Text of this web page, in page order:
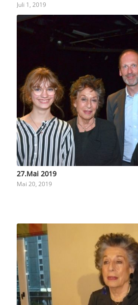
Juli 1, 2019
27.Mai 2019
Mai 20, 2019